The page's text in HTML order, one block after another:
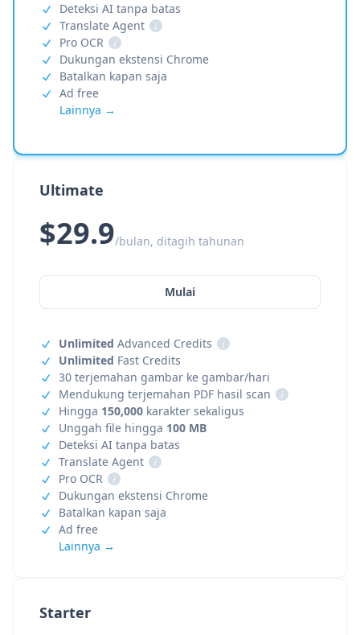
Starter
Deteksi AI tanpa batas
Translate Agent
i
Pro OCR
i
Dukungan ekstensi Chrome
Batalkan kapan saja
Ad free
Lainnya →
Ultimate
$29.9/bulan, ditagih tahunan
Mulai
Unlimited Advanced Credits
i
Unlimited Fast Credits
30 terjemahan gambar ke gambar/hari
Mendukung terjemahan PDF hasil scan
i
Hingga 150,000 karakter sekaligus
Unggah file hingga 100 MB
Deteksi AI tanpa batas
Translate Agent
i
Pro OCR
i
Dukungan ekstensi Chrome
Batalkan kapan saja
Ad free
Lainnya →